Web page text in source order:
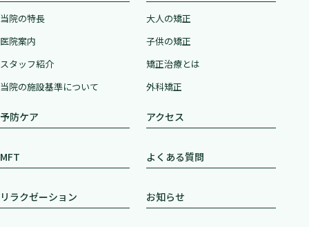
当院の特長
医院案内
スタッフ紹介
当院の施設基準について
大人の矯正
子供の矯正
矯正治療とは
外科矯正
予防ケア
MFT
リラクゼーション
アクセス
よくある質問
お知らせ